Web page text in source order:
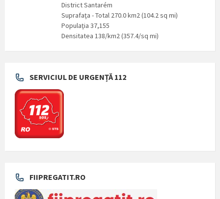
District Santarém
Suprafaţa - Total 270.0 km2 (104.2 sq mi)
Populaţia 37,155
Densitatea 138/km2 (357.4/sq mi)
SERVICIUL DE URGENȚĂ 112
FIIPREGATIT.RO